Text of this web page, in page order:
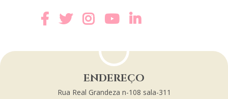
ENDEREÇO
Rua Real Grandeza n-108 sala-311